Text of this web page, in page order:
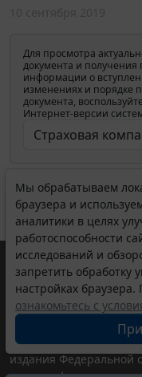
Для просмотра
документа и получения
информации о
изменениях и порядке
документа,
Интернет-версии
Мы обрабатываем
браузера и
аналитики в целях
работоспособности
исследований и
запретить обработку
настройках браузера.
ознакомьтесь с
© ООО "НПП "ГАРАНТ-
выпускается с 1990
являются
информации ГАРАНТ.
Портал ГАРАНТ.РУ
издания Федеральной